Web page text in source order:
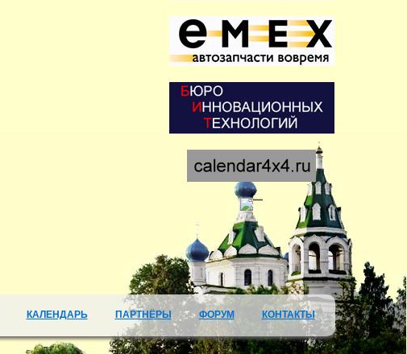
КАЛЕНДАРЬ ПАРТНЁРЫ ФОРУМ КОНТАКТЫ